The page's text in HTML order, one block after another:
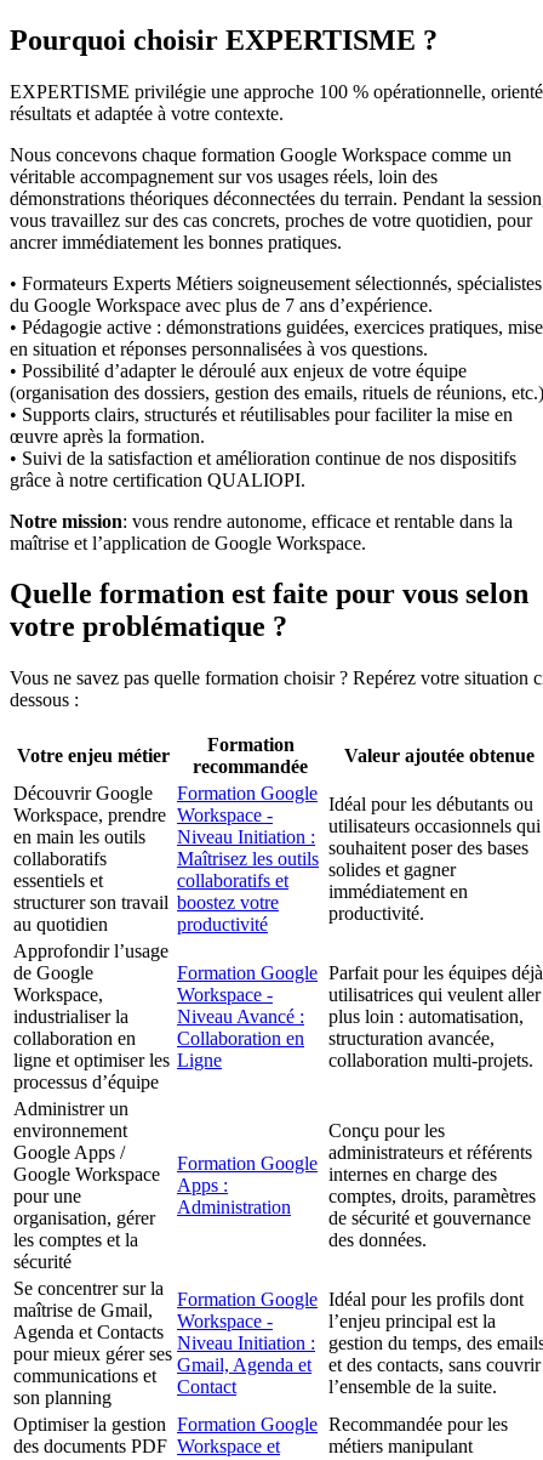
Pourquoi choisir EXPERTISME ?
EXPERTISME privilégie une approche 100 % opérationnelle,
résultats et adaptée à votre contexte.
Nous concevons chaque formation Google Workspace comme un
véritable accompagnement sur vos usages réels, loin des
démonstrations théoriques déconnectées du terrain. Pendant la
vous travaillez sur des cas concrets, proches de votre quotidien, pour
ancrer immédiatement les bonnes pratiques.
• Formateurs Experts Métiers soigneusement sélectionnés, spécialistes
du Google Workspace avec plus de 7 ans d’expérience.
• Pédagogie active : démonstrations guidées, exercices pratiques,
en situation et réponses personnalisées à vos questions.
• Possibilité d’adapter le déroulé aux enjeux de votre équipe
(organisation des dossiers, gestion des emails, rituels de réunions,
• Supports clairs, structurés et réutilisables pour faciliter la mise en
œuvre après la formation.
• Suivi de la satisfaction et amélioration continue de nos dispositifs
grâce à notre certification QUALIOPI.
Notre mission: vous rendre autonome, efficace et rentable dans la
maîtrise et l’application de Google Workspace.
Quelle formation est faite pour vous selon
votre problématique ?
Vous ne savez pas quelle formation choisir ? Repérez votre situation
dessous :
Votre enjeu métier
Formation
recommandée
Valeur ajoutée obtenue
Découvrir Google
Workspace, prendre
en main les outils
collaboratifs
essentiels et
structurer son travail
au quotidien
Formation Google
Workspace -
Niveau Initiation :
Maîtrisez les outils
collaboratifs et
boostez votre
productivité
Idéal pour les débutants ou
utilisateurs occasionnels qui
souhaitent poser des bases
solides et gagner
immédiatement en
productivité.
Approfondir l’usage
de Google
Workspace,
industrialiser la
collaboration en
ligne et optimiser les
processus d’équipe
Formation Google
Workspace -
Niveau Avancé :
Collaboration en
Ligne
Parfait pour les équipes déjà
utilisatrices qui veulent aller
plus loin : automatisation,
structuration avancée,
collaboration multi-projets.
Administrer un
environnement
Google Apps /
Google Workspace
pour une
organisation, gérer
les comptes et la
sécurité
Formation Google
Apps :
Administration
Conçu pour les
administrateurs et référents
internes en charge des
comptes, droits, paramètres
de sécurité et gouvernance
des données.
Se concentrer sur la
maîtrise de Gmail,
Agenda et Contacts
pour mieux gérer ses
communications et
son planning
Formation Google
Workspace -
Niveau Initiation :
Gmail, Agenda et
Contact
Idéal pour les profils dont
l’enjeu principal est la
gestion du temps, des
et des contacts, sans couvrir
l’ensemble de la suite.
Optimiser la gestion
des documents PDF
Formation Google
Workspace et
Recommandée pour les
métiers manipulant